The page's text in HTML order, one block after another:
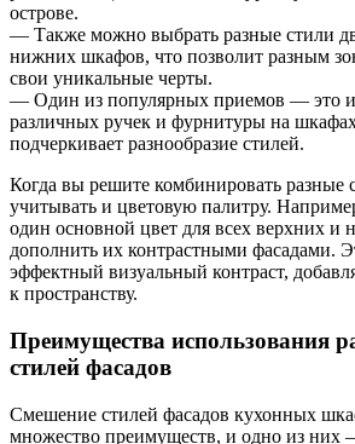
острове.
— Также можно выбрать разные стили
нижних шкафов, что позволит разным
свои уникальные черты.
— Один из популярных приемов — это
различных ручек и фурнитуры на
подчеркивает разнообразие стилей.
Когда вы решите комбинировать разные
учитывать и цветовую палитру.
один основной цвет для всех верхних
дополнить их контрастными фасадами.
эффектный визуальный контраст,
к пространству.
Преимущества использования
стилей фасадов
Смешение стилей фасадов кухонных
множество преимуществ, и одно из них